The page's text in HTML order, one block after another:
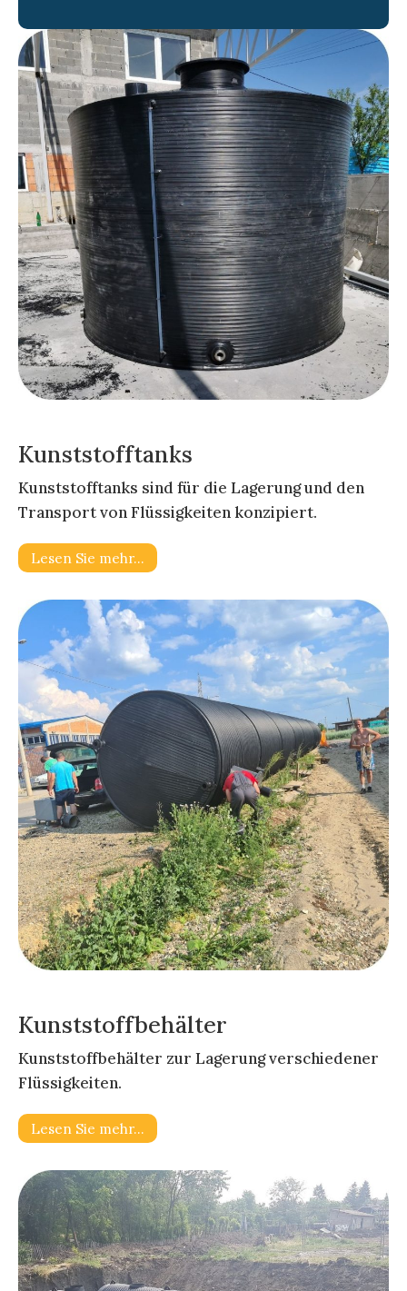
Kunststofftanks
Kunststofftanks sind für die Lagerung und den
Transport von Flüssigkeiten konzipiert.
Lesen Sie mehr…
Kunststoffbehälter
Kunststoffbehälter zur Lagerung verschiedener
Flüssigkeiten.
Lesen Sie mehr…